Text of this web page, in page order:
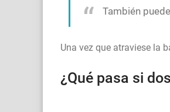
También
Una vez que atraviese la
¿Qué pasa si